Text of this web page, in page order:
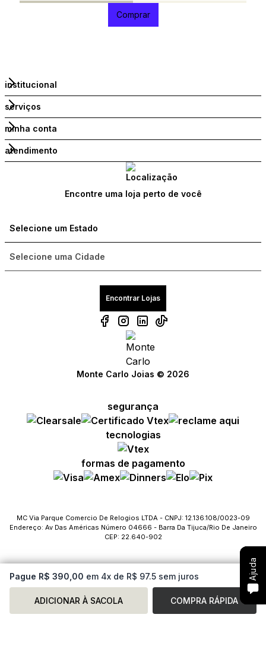
Pague R$ 390,00 em 4x de R$ 97.5 sem juros
ADICIONAR À SACOLA COMPRA RÁPIDA
Compre com um Embaixador
Consulte seu pedido
Solicite troca ou devolução
Fale com o SAC
Ajuda
Comprar
Compre com um Embaixador
Consulte seu pedido
Solicite troca ou devolução
Fale com o SAC
Ajuda
institucional
serviços
minha conta
atendimento
Encontre uma loja perto de você
Encontrar Lojas
Monte Carlo Joias © 2026
segurança
tecnologias
formas de pagamento
MC Via Parque Comercio De Relogios LTDA - CNPJ: 12.136.108/0023-09
Endereço: Av Das Américas Número 04666 - Barra Da Tijuca/Rio De Janeiro
CEP: 22.640-902
Compre com um Embaixador
Consulte seu pedido
Solicite troca ou devolução
Fale com o SAC
Ajuda